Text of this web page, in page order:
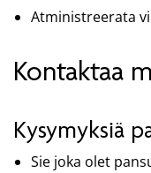
Atministreerata
Kontaktaa
Kysymyksiä
Sie joka olet